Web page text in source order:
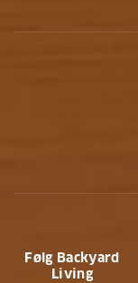
Følg Backyard
Living